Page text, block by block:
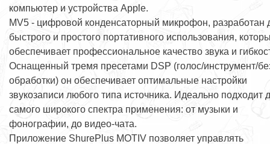
компьютер и устройства Apple.
MV5 - цифровой конденсаторный микрофон, разработан
быстрого и простого портативного использования,
обеспечивает профессиональное качество звука и
Оснащенный тремя пресетами DSP (голос/инструмент/
обработки) он обеспечивает оптимальные настройки
звукозаписи любого типа источника. Идеально подходит
самого широкого спектра применения: от музыки и
фонографии, до видео-чата.
Приложение ShurePlus MOTIV позволяет управлять